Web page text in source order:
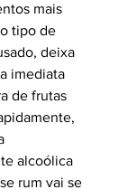
mais
tipo de
deixa
imediata
de frutas
alcoólica
rum vai se